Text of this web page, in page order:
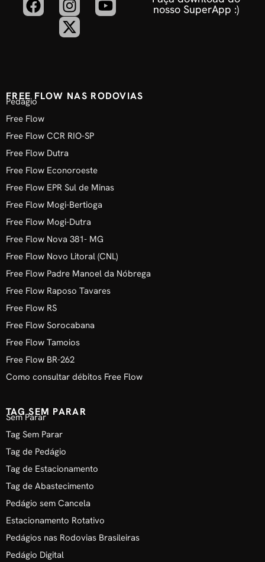
nosso SuperApp :)
FREE FLOW NAS RODOVIAS
Pedágio
Free Flow
Free Flow CCR RIO-SP
Free Flow Dutra
Free Flow Econoroeste
Free Flow EPR Sul de Minas
Free Flow Mogi-Bertioga
Free Flow Mogi-Dutra
Free Flow Nova 381- MG
Free Flow Novo Litoral (CNL)
Free Flow Padre Manoel da Nóbrega
Free Flow Raposo Tavares
Free Flow RS
Free Flow Sorocabana
Free Flow Tamoios
Free Flow BR-262
Como consultar débitos Free Flow
TAG SEM PARAR
Sem Parar
Tag Sem Parar
Tag de Pedágio
Tag de Estacionamento
Tag de Abastecimento
Pedágio sem Cancela
Estacionamento Rotativo
Pedágios nas Rodovias Brasileiras
Pedágio Digital